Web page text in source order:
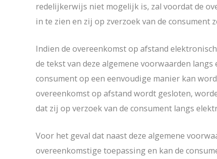
redelijkerwijs niet mogelijk is, zal voordat de
in te zien en zij op zverzoek van de
Indien de overeenkomst op afstand
de tekst van deze algemene voorwaarden
consument op een eenvoudige manier kan
overeenkomst op afstand wordt gesloten,
dat zij op verzoek van de consument langs
Voor het geval dat naast deze algemene
overeenkomstige toepassing en kan de